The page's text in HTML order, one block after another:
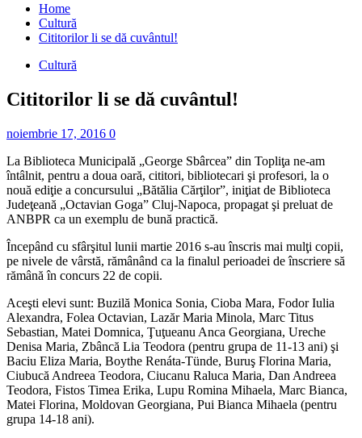
Home
Cultură
Cititorilor li se dă cuvântul!
Cultură
Cititorilor li se dă cuvântul!
noiembrie 17, 2016 0
La Biblioteca Municipală „George Sbârcea” din Topliţa ne-am
întâlnit, pentru a doua oară, cititori, bibliotecari şi profesori, la o
nouă ediţie a concursului „Bătălia Cărţilor”, iniţiat de Biblioteca
Judeţeană „Octavian Goga” Cluj-Napoca, propagat şi preluat de
ANBPR ca un exemplu de bună practică.
Începând cu sfârşitul lunii martie 2016 s-au înscris mai mulţi copii,
pe nivele de vârstă, rămânând ca la finalul perioadei de înscriere să
rămână în concurs 22 de copii.
Aceşti elevi sunt: Buzilă Monica Sonia, Cioba Mara, Fodor Iulia
Alexandra, Folea Octavian, Lazăr Maria Minola, Marc Titus
Sebastian, Matei Domnica, Ţuţueanu Anca Georgiana, Ureche
Denisa Maria, Zbâncă Lia Teodora (pentru grupa de 11-13 ani) şi
Baciu Eliza Maria, Boythe Renáta-Tünde, Buruş Florina Maria,
Ciubucă Andreea Teodora, Ciucanu Raluca Maria, Dan Andreea
Teodora, Fistos Timea Erika, Lupu Romina Mihaela, Marc Bianca,
Matei Florina, Moldovan Georgiana, Pui Bianca Mihaela (pentru
grupa 14-18 ani).